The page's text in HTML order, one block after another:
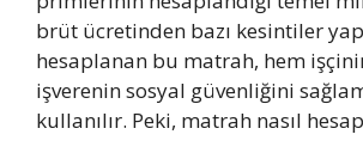
brüt ücretinden bazı kesintiler
hesaplanan bu matrah, hem
işverenin sosyal güvenliğini
kullanılır. Peki, matrah nasıl